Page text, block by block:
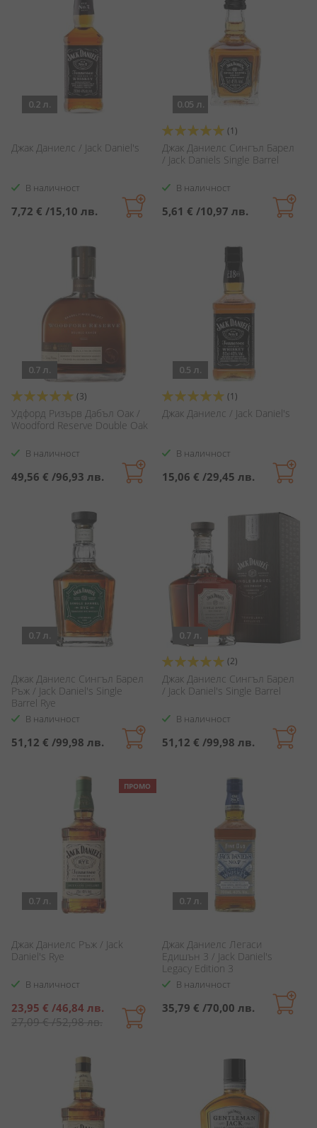
0.2 л.
Джак Даниелс / Jack Daniel's
В наличност
7,72 € /15,10 лв.
0.05 л.
Оценка:
100%
(1)
Джак Даниелс Сингъл Барел
/ Jack Daniels Single Barrel
В наличност
5,61 € /10,97 лв.
0.7 л.
Оценка:
100%
(3)
Удфорд Ризърв Дабъл Оак /
Woodford Reserve Double Oak
В наличност
49,56 € /96,93 лв.
0.5 л.
Оценка:
100%
(1)
Джак Даниелс / Jack Daniel's
В наличност
15,06 € /29,45 лв.
0.7 л.
Джак Даниелс Сингъл Барел
Ръж / Jack Daniel's Single
Barrel Rye
В наличност
51,12 € /99,98 лв.
0.7 л.
Оценка:
100%
(2)
Джак Даниелс Сингъл Барел
/ Jack Daniel's Single Barrel
В наличност
51,12 € /99,98 лв.
ПРОМО
0.7 л.
Джак Даниелс Ръж / Jack
Daniel's Rye
В наличност
Специална
цена
23,95 € /46,84 лв.
27,09 €/52,98 лв.
0.7 л.
Джак Даниелс Легаси
Едишън 3 / Jack Daniel's
Legacy Edition 3
В наличност
35,79 € /70,00 лв.